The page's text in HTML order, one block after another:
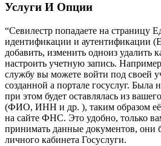
Услуги И Опции
“Севилестр попадаете на страницу
идентификации и аутентификации
добавить, изменить одноиз
настроить учетную запись.
службу вы можете войти под своей
созданной а портале госуслуг. Была
при этом будет оставлялась из
(ФИО, ИНН и др. ), таким образом её
на сайте ФНС. Это удобно, только
принимать данные документов, они
личного кабинета Госуслуги.